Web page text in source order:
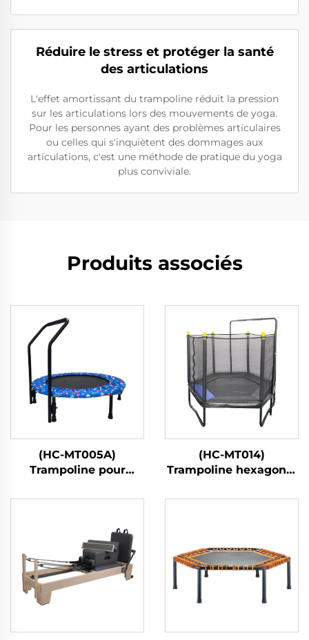
Réduire le stress et protéger la santé
des articulations
L'effet amortissant du trampoline réduit la pression
sur les articulations lors des mouvements de yoga.
Pour les personnes ayant des problèmes articulaires
ou celles qui s'inquiètent des dommages aux
articulations, c'est une méthode de pratique du yoga
plus conviviale.
Produits associés
(HC-MT005A)
Trampoline pour
(HC-MT014)
Trampoline hexagonal
de sécurité